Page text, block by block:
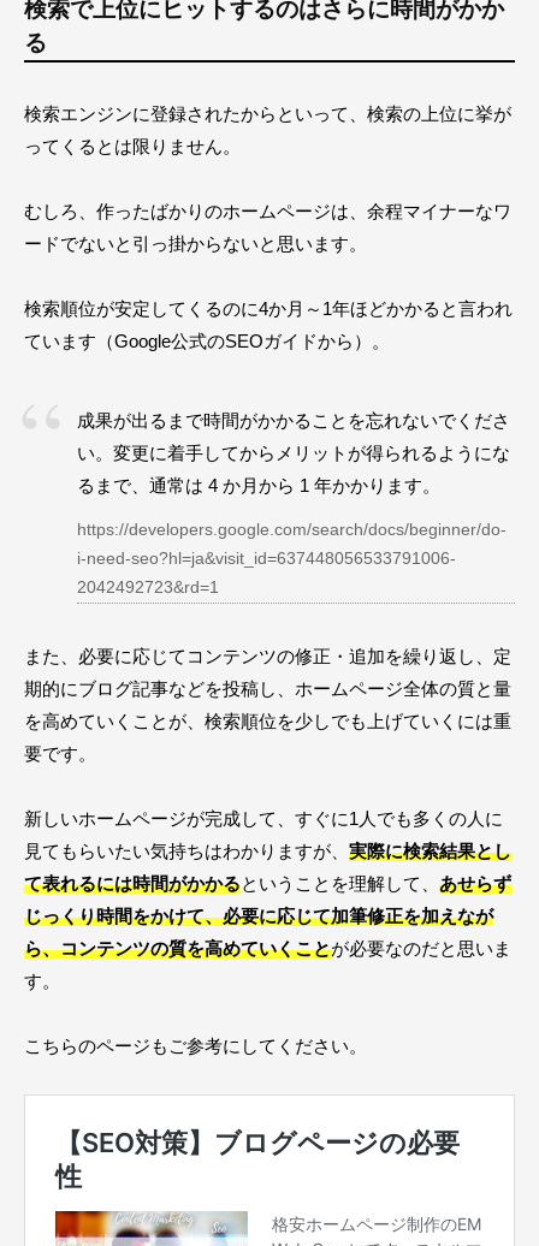
検索で上位にヒットするのはさらに時間がかか
る
検索エンジンに登録されたからといって、検索の上位に挙が
ってくるとは限りません。
むしろ、作ったばかりのホームページは、余程マイナーなワ
ードでないと引っ掛からないと思います。
検索順位が安定してくるのに4か月～1年ほどかかると言われ
ています（Google公式のSEOガイドから）。
成果が出るまで時間がかかることを忘れないでくださ
い。変更に着手してからメリットが得られるようにな
るまで、通常は 4 か月から 1 年かかります。
https://developers.google.com/search/docs/beginner/do-
i-need-seo?hl=ja&visit_id=637448056533791006-
2042492723&rd=1
また、必要に応じてコンテンツの修正・追加を繰り返し、定
期的にブログ記事などを投稿し、ホームページ全体の質と量
を高めていくことが、検索順位を少しでも上げていくには重
要です。
新しいホームページが完成して、すぐに1人でも多くの人に
見てもらいたい気持ちはわかりますが、 実際に検索結果とし
て表れるには時間がかかるということを理解して、 あせらず
じっくり時間をかけて、必要に応じて加筆修正を加えなが
ら、コンテンツの質を高めていくことが必要なのだと思いま
す。
こちらのページもご参考にしてください。